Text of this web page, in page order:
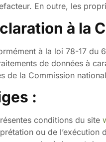
En outre, les
à la
à la loi 78-17 du
de données à
de la Commission
:
conditions du site
ou de